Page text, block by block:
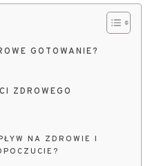
GOTOWANIE?
ZDROWEGO
NA ZDROWIE I